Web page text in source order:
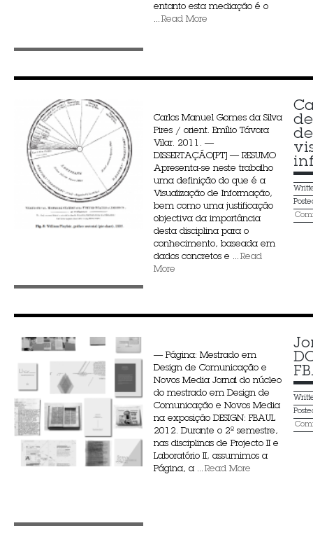
entanto esta mediação é o
... Read More
Carlos Manuel Gomes da Silva
Pires / orient. Emílio Távora
Vilar. 2011. —
DISSERTAÇÃO[PT] — RESUMO
Apresenta-se neste trabalho
uma definição do que é a
Visualização de Informação,
bem como uma justificação
objectiva da importância
desta disciplina para o
conhecimento, baseada em
dados concretos e ... Read
More
— Página: Mestrado em
Design de Comunicação e
Novos Media Jornal do núcleo
do mestrado em Design de
Comunicação e Novos Media
na exposição DESIGN: FBAUL
2012. Durante o 2º semestre,
nas disciplinas de Projecto II e
Laboratório II, assumimos a
Página, a ... Read More